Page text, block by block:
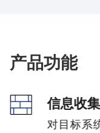
产品功能
信息收集
对目标系